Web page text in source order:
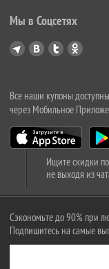
Мы в Соцсетях
Все наши купоны доступны
через Мобильное
Ищите скидки
не выходя из
Сэкономьте до 90% при
Подпишитесь на самые